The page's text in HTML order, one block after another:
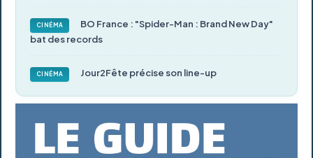
CINÉMA
BO France : "Spider-Man : Brand New Day"
bat des records
CINÉMA Jour2Fête précise son line-up